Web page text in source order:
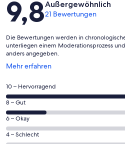
9,8Außergewöhnlich
21 Bewertungen
Die Bewertungen werden in
unterliegen einem Moderationsprozess
anders angegeben.
Mehr erfahren
Wird
einem
Fenster
geöffnet
17
von
insgesamt
21
Gästebewertungen
haben
10 – Hervorragend
4
von
insgesamt
21
8 – Gut
0
von
insgesamt
6 – Okay
0
4 – Schlecht